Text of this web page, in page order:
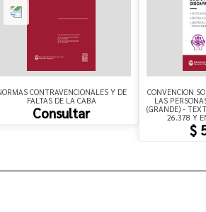
CONTRAVENCIONALES Y DE
FALTAS DE LA CABA
Consultar
CONVENCION
LAS
(GRANDE) -
26.378 Y
$